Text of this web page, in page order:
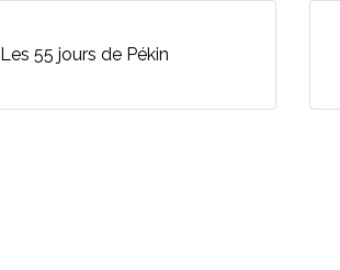
Les 55 jours de Pékin